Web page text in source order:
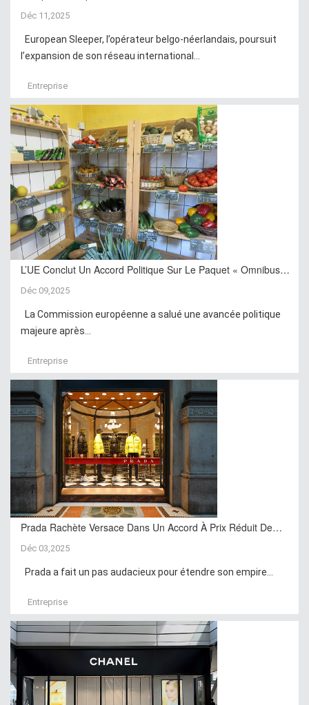
Déc 11,2025
European Sleeper, l’opérateur belgo-néerlandais, poursuit
l’expansion de son réseau international...
Entreprise
L’UE Conclut Un Accord Politique Sur Le Paquet « Omnibus…
Déc 09,2025
La Commission européenne a salué une avancée politique
majeure après...
Entreprise
Prada Rachète Versace Dans Un Accord À Prix Réduit De…
Déc 03,2025
Prada a fait un pas audacieux pour étendre son empire...
Entreprise